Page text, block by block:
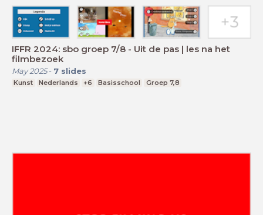
IFFR 2024: sbo groep 7/8 - Uit de pas | les na het
filmbezoek
May 2025- 7 slides
Kunst Nederlands +6 Basisschool Groep 7,8